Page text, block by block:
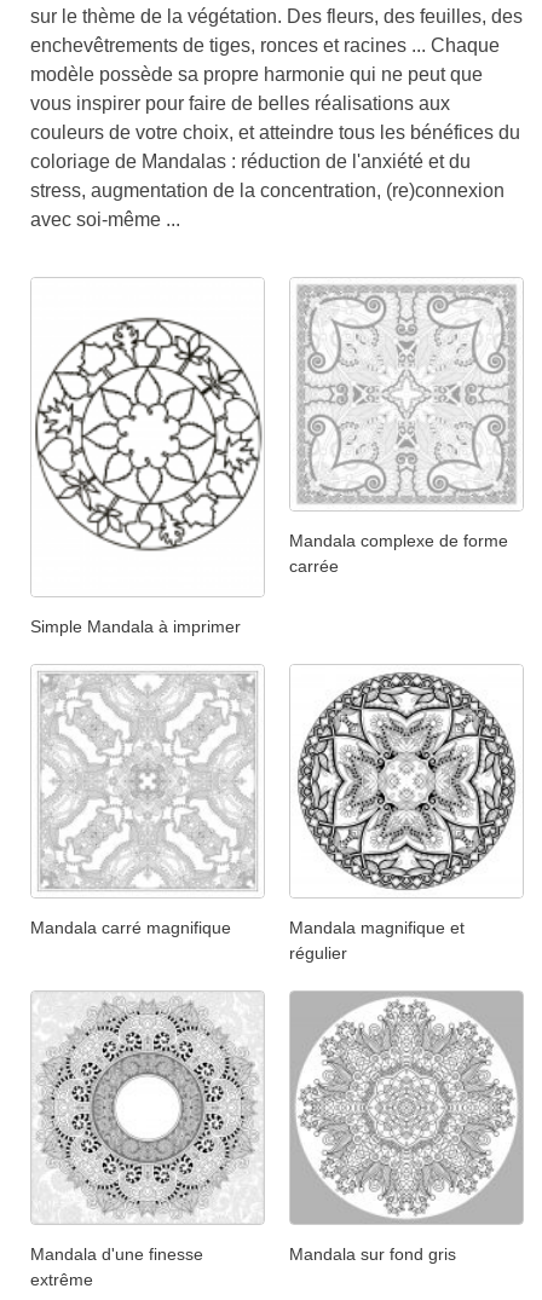
sur le thème de la végétation. Des fleurs, des feuilles, des
enchevêtrements de tiges, ronces et racines ... Chaque
modèle possède sa propre harmonie qui ne peut que
vous inspirer pour faire de belles réalisations aux
couleurs de votre choix, et atteindre tous les bénéfices du
coloriage de Mandalas : réduction de l'anxiété et du
stress, augmentation de la concentration, (re)connexion
avec soi-même ...
Simple Mandala à imprimer
Mandala complexe de forme
carrée
Mandala carré magnifique
Mandala magnifique et
régulier
Mandala d'une finesse
extrême
Mandala sur fond gris